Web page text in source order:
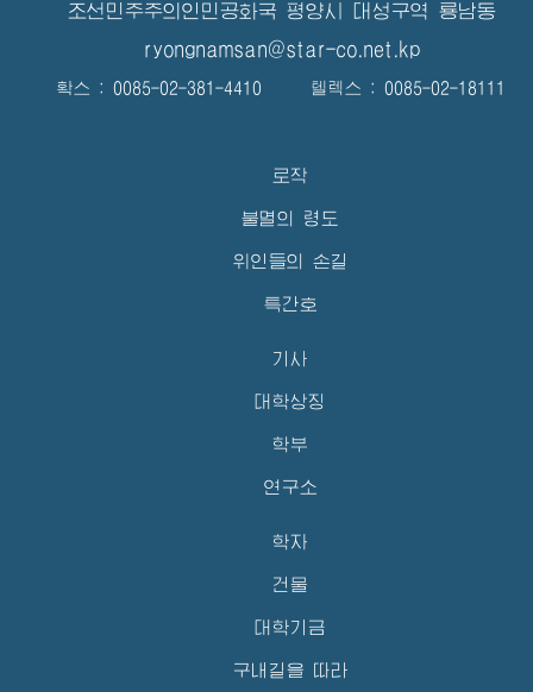
조선민주주의인민공화국 평양시 대성구역 룡남동
ryongnamsan@star-co.net.kp
확스 : 0085-02-381-4410 텔렉스 : 0085-02-18111
로작
불멸의 령도
위인들의 손길
특간호
기사
대학상징
학부
연구소
학자
건물
대학기금
구내길을 따라